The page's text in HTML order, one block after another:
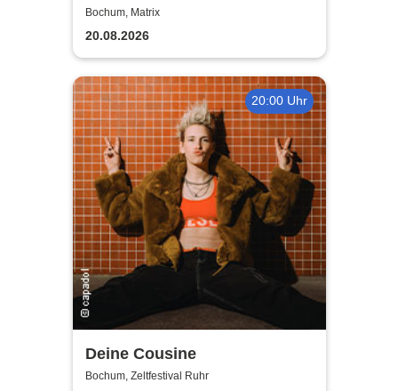
SUMMER 2026
Bochum, Matrix
20.08.2026
20:00 Uhr
Deine Cousine
Bochum, Zeltfestival Ruhr